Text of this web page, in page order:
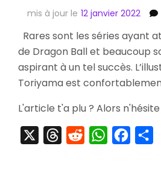
mis à jour le 12 janvier 2022
Rares sont les séries ayant
de Dragon Ball et beaucoup
aspirant à un tel succès.
Toriyama est
L'article t'a plu ? Alors
ThreadsRedditWhatsApp